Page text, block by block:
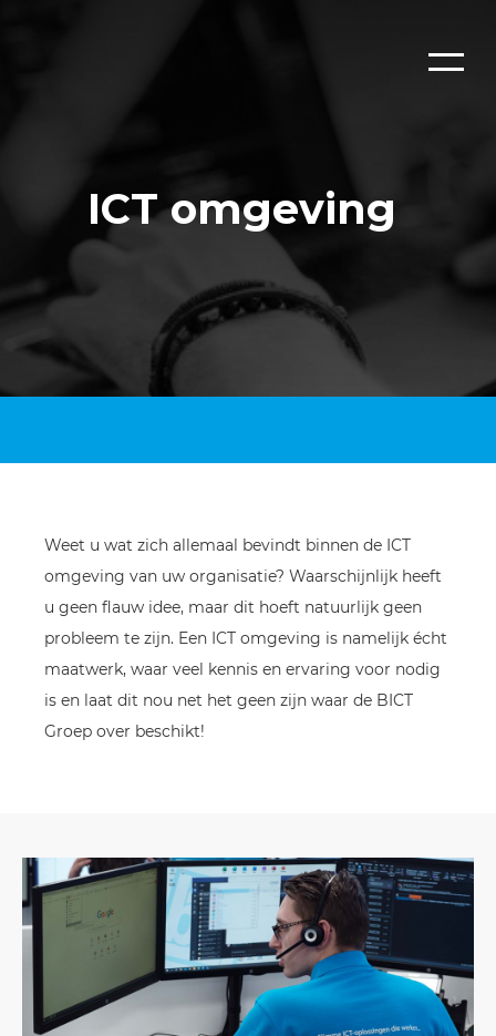
ICT omgeving
Weet u wat zich allemaal bevindt binnen de ICT
omgeving van uw organisatie? Waarschijnlijk heeft
u geen flauw idee, maar dit hoeft natuurlijk geen
probleem te zijn. Een ICT omgeving is namelijk écht
maatwerk, waar veel kennis en ervaring voor nodig
is en laat dit nou net het geen zijn waar de BICT
Groep over beschikt!